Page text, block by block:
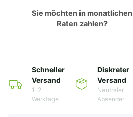
Sie möchten in monatlichen
Raten zahlen?
Schneller
Versand
1–2
Werktage
Diskreter
Versand
Neutraler
Absender